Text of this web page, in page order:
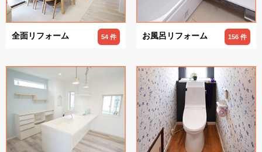
全面リフォーム 54 件 お風呂リフォーム 156 件